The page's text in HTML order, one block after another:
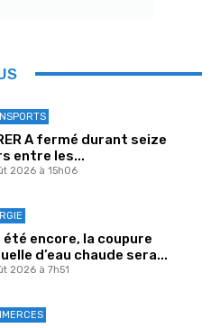
A fermé durant seize
entre les...
2026 à 15h06
été encore, la coupure
d’eau chaude sera...
2026 à 7h51